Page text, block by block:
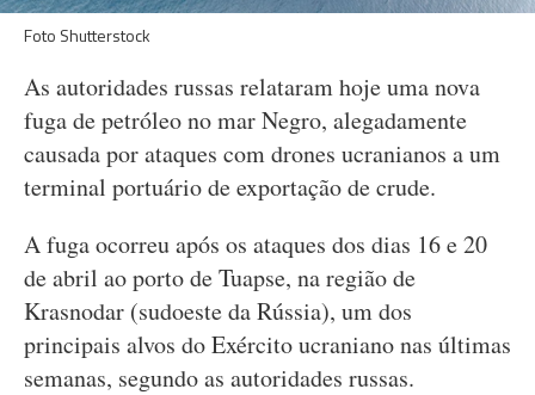
Foto Shutterstock
As autoridades russas relataram hoje uma nova
fuga de petróleo no mar Negro, alegadamente
causada por ataques com drones ucranianos a um
terminal portuário de exportação de crude.
A fuga ocorreu após os ataques dos dias 16 e 20
de abril ao porto de Tuapse, na região de
Krasnodar (sudoeste da Rússia), um dos
principais alvos do Exército ucraniano nas últimas
semanas, segundo as autoridades russas.